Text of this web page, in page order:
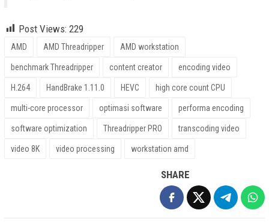
Post Views: 229
AMD AMD Threadripper AMD workstation
benchmark Threadripper content creator encoding video
H.264 HandBrake 1.11.0 HEVC high core count CPU
multi-core processor optimasi software performa encoding
software optimization Threadripper PRO transcoding video
video 8K video processing workstation amd
SHARE